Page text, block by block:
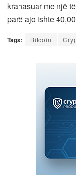
krahasuar me një
parë ajo ishte
Tags: Bitcoin